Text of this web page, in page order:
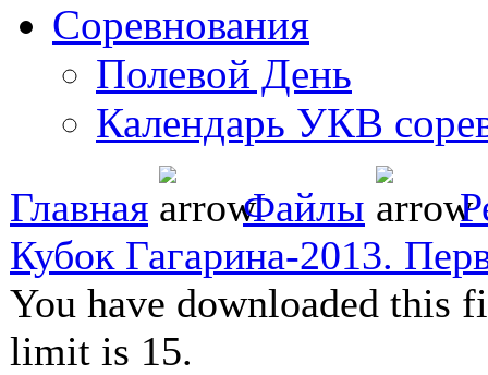
Соревнования
Полевой День
Календарь УКВ
Главная Файлы
Кубок Гагарина-2013.
You have downloaded this
limit is 15.